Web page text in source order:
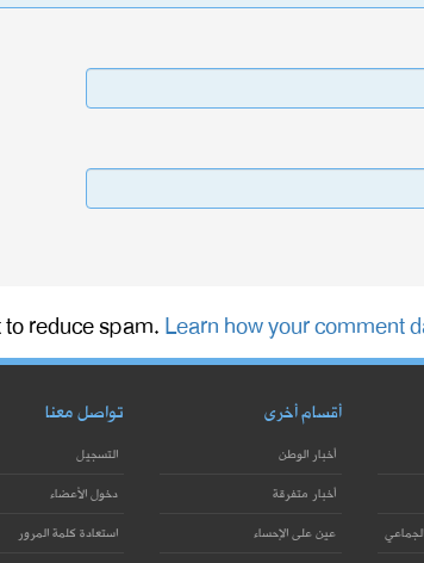
reduce spam.Learn how your comment
أقسام أخرى
أخبار الوطن
أخبار متفرقة
عين على الإحساء
تواصل معنا
التسجيل
دخول الأعضاء
استعادة كلمة المرور